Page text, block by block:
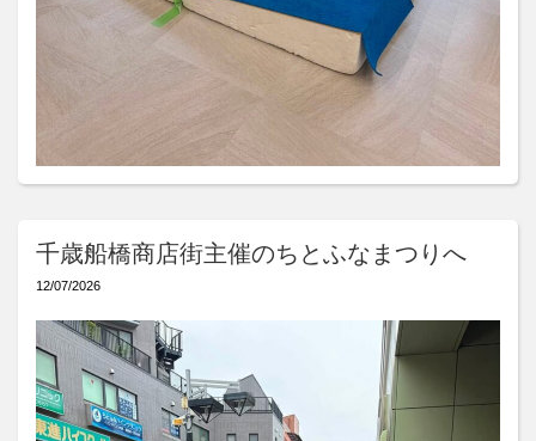
千歳船橋商店街主催のちとふなまつりへ
12/07/2026